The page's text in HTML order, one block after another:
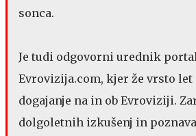
sonca.
Je tudi odgovorni urednik
Evrovizija.com, kjer že vrsto
dogajanje na in ob Evroviziji.
dolgoletnih izkušenj in